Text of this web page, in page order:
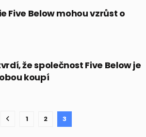
Five Below mohou vzrůst o
že společnost Five Below je
koupí
1 2 3